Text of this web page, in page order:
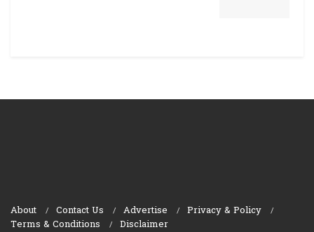
About Contact Us Advertise
Privacy & Policy
Terms & Conditions
Disclaimer